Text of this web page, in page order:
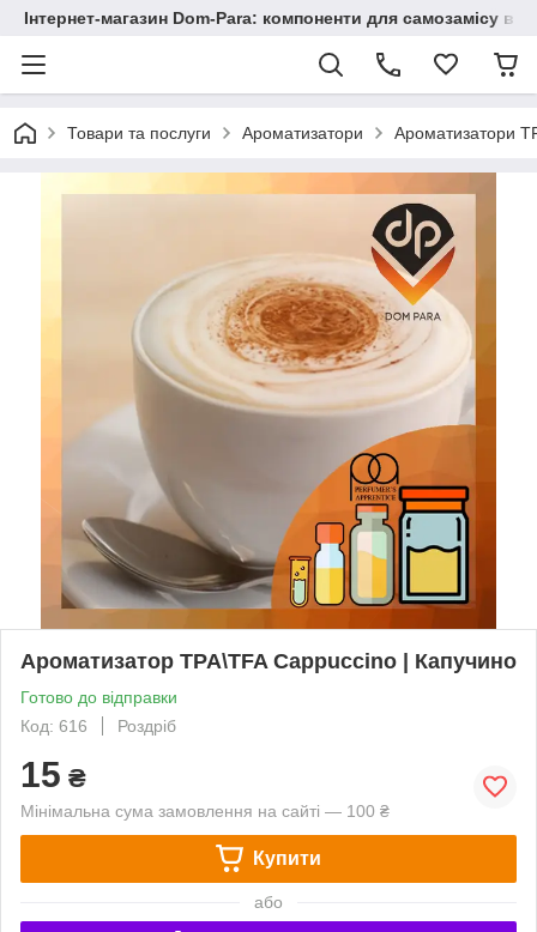
Інтернет-магазин Dom-Para: компоненти для самозамісу
Товари та послуги Ароматизатори Ароматизатори
Ароматизатор TPA\TFA Cappuccino | Капучино
Готово до відправки
Код: 616
Роздріб
15 ₴
Мінімальна сума замовлення на сайті — 100 ₴
Купити
або